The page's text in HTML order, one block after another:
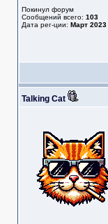
Покинул форум
Сообщений всего: 103
Дата рег-ции: Март 2023
Talking Cat